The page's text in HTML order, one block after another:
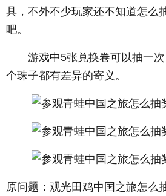
具，不外不少玩家还不知道怎么
吧。
游戏中5张兑换卷可以抽一次
个珠子都有差异的寄义。
原问题：观光田鸡中国之旅怎么